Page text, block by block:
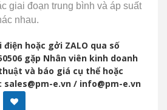
giai đoạn trung bình và áp suất
nhau.
hoặc gởi ZALO qua số
gặp Nhân viên kinh doanh
và báo giá cụ thể hoặc
e.vn / info@pm-e.vn